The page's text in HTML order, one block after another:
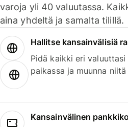
varoja yli 40 valuutassa.
aina yhdeltä ja samalta tilillä.
Hallitse kansainvälisiä
Pidä kaikki eri
paikassa ja muunna niitä
Kansainvälinen